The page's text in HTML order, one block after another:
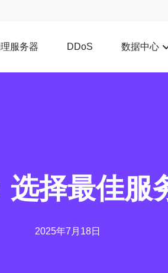
服务器 DDoS 数据中心
择最佳服
2025年7月18日